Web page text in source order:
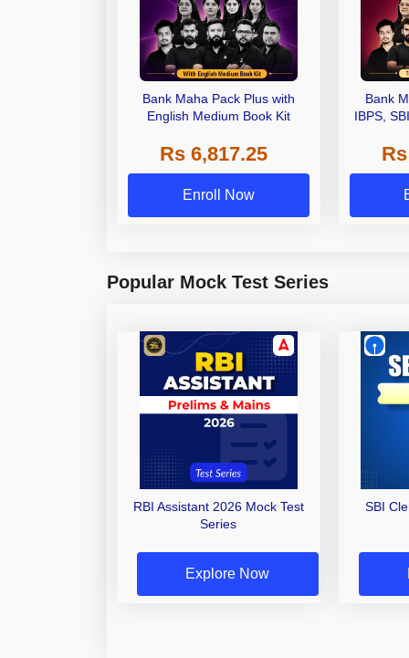
Bank Maha Pack Plus with
English Medium Book Kit
Rs 6,817.25
Enroll Now
Bank
IBPS,
Other
Popular Mock Test Series
RBI Assistant 2026 Mock Test
Series
Explore Now
SBI